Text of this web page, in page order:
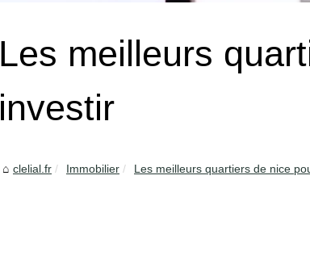
Les meilleurs
investir
clelial.fr Immobilier Les meilleurs quartiers de nice